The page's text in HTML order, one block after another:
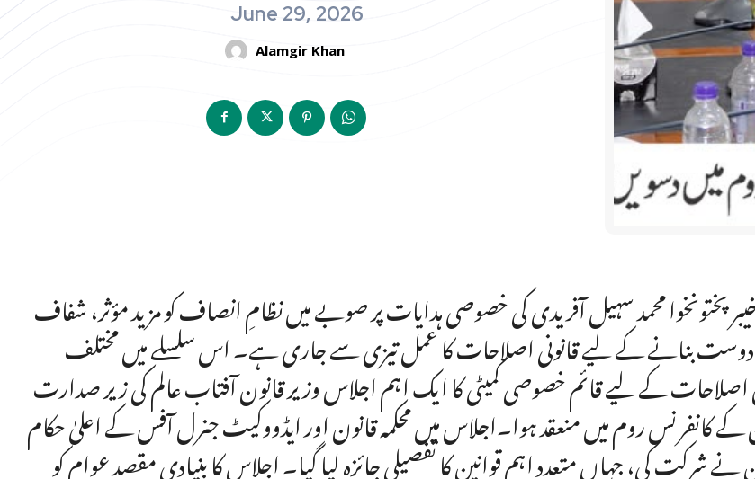
June 29, 2026
Alamgir Khan
محمد سہیل آفریدی کی خصوصی ہدایات پر صوبے میں نظامِ انصاف کو مزید مؤثر، شفاف
بنانے کے لیے قانونی اصلاحات کا عمل تیزی سے جاری ہے۔ اس سلسلے میں مختلف
اصلاحات کے لیے قائم خصوصی کمیٹی کا ایک اہم اجلاس وزیر قانون آفتاب عالم کی زیر صدارت
کے کانفرنس روم میں منعقد ہوا۔اجلاس میں محکمہ قانون اور ایڈووکیٹ جنرل آفس کے اعلیٰ حکام
نے شرکت کی، جہاں متعدد اہم قوانین کا تفصیلی جائزہ لیا گیا۔ اجلاس کا بنیادی مقصد عوام کو